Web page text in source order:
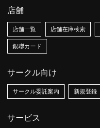
店舗
店舗一覧 店舗在庫検索
銀聯カード
サークル向け
サークル委託案内 新規登録
サービス